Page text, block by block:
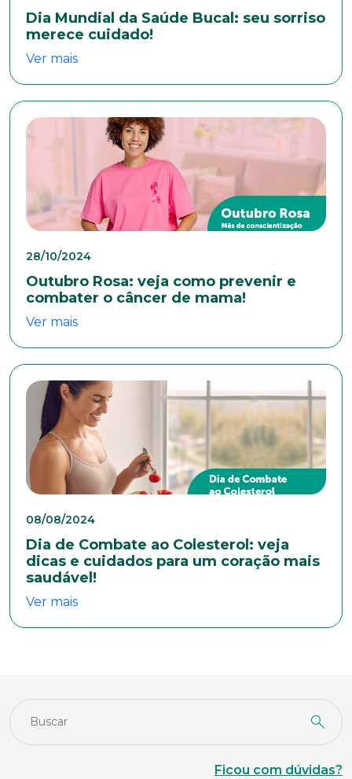
Dia Mundial da Saúde Bucal: seu sorriso
merece cuidado!
Ver mais
28/10/2024
Outubro Rosa: veja como prevenir e
combater o câncer de mama!
Ver mais
08/08/2024
Dia de Combate ao Colesterol: veja
dicas e cuidados para um coração mais
saudável!
Ver mais
Ficou com dúvidas?
Bairro
Cidade
Idade
Estado Civil
Sexo
Masculino
Outros
Área de interesse
Anexar currículo*